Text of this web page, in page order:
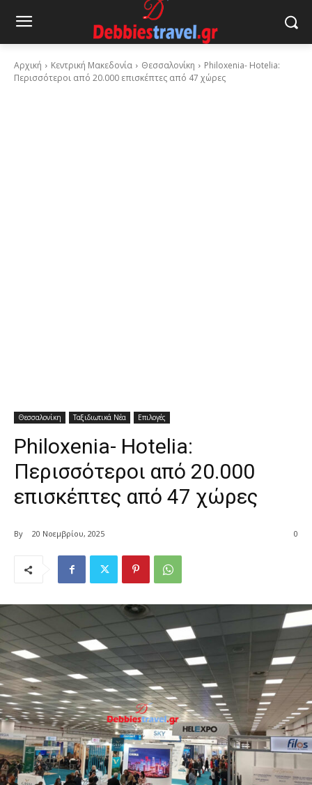
Αρχική Κεντρική Μακεδονία Θεσσαλονίκη
Philoxenia- Hotelia:
Περισσότεροι από 20.000 επισκέπτες από 47 χώρες
Θεσσαλονίκη Ταξιδιωτικά Νέα Επιλογές
Philoxenia- Hotelia:
Περισσότεροι από 20.000
επισκέπτες από 47 χώρες
By 20 Νοεμβρίου, 2025 0